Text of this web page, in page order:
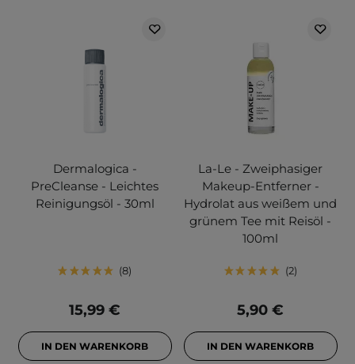
Dermalogica -
PreCleanse - Leichtes
Reinigungsöl - 30ml
8
15,99 €
IN DEN WARENKORB
La-Le - Zweiphasiger
Makeup-Entferner -
Hydrolat aus weißem und
grünem Tee mit Reisöl -
100ml
2
5,90 €
IN DEN WARENKORB